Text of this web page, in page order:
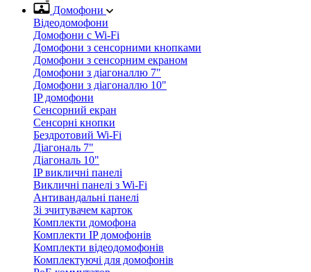
Домофони
Відеодомофони
Домофони с Wi-Fi
Домофони з сенсорними кнопками
Домофони з сенсорним екраном
Домофони з діагоналлю 7"
Домофони з діагоналлю 10"
IP домофони
Сенсорний екран
Сенсорні кнопки
Бездротовий Wi-Fi
Діагональ 7"
Діагональ 10"
IP викличні панелі
Викличні панелі з Wi-Fi
Антивандальні панелі
Зі зчитувачем карток
Комплекти домофона
Комплекти IP домофонів
Комплекти відеодомофонів
Комплектуючі для домофонів